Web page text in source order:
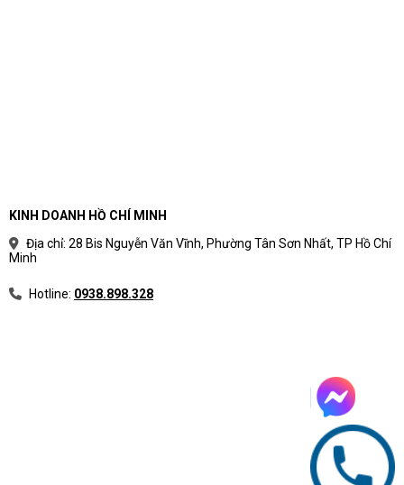
KINH DOANH HỒ CHÍ MINH
Địa chỉ: 28 Bis Nguyễn Văn Vĩnh, Phường Tân Sơn Nhất, TP Hồ Chí
Minh
Hotline: 0938.898.328